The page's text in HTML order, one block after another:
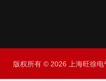
版权所有 © 2026 上海旺徐